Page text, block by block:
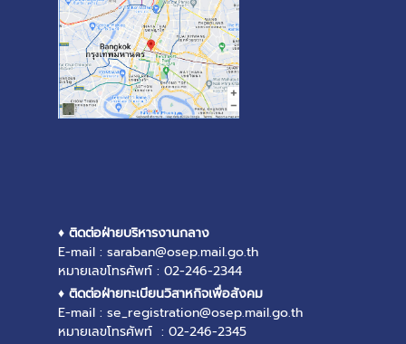
♦ ติดต่อฝ่ายบริหารงานกลาง
E-mail : saraban@osep.mail.go.th
หมายเลขโทรศัพท์ : 02-246-2344
♦ ติดต่อฝ่ายทะเบียนวิสาหกิจเพื่อสังคม
E-mail : se_registration@osep.mail.go.th
หมายเลขโทรศัพท์ : 02-246-2345